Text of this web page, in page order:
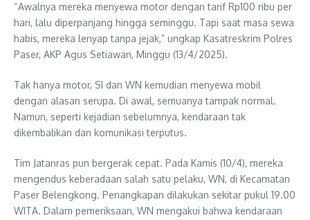
“Awalnya mereka menyewa motor dengan tarif Rp100 ribu per
hari, lalu diperpanjang hingga seminggu. Tapi saat masa sewa
habis, mereka lenyap tanpa jejak,” ungkap Kasatreskrim Polres
Paser, AKP Agus Setiawan, Minggu (13/4/2025).
Tak hanya motor, SI dan WN kemudian menyewa mobil
dengan alasan serupa. Di awal, semuanya tampak normal.
Namun, seperti kejadian sebelumnya, kendaraan tak
dikembalikan dan komunikasi terputus.
Tim Jatanras pun bergerak cepat. Pada Kamis (10/4), mereka
mengendus keberadaan salah satu pelaku, WN, di Kecamatan
Paser Belengkong. Penangkapan dilakukan sekitar pukul 19.00
WITA. Dalam pemeriksaan, WN mengakui bahwa kendaraan